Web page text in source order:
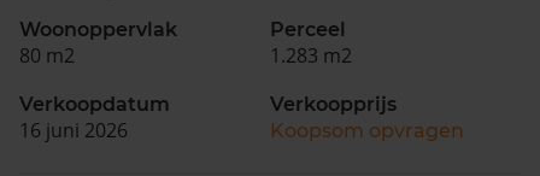
Woonoppervlak
80 m2
Perceel
1.283 m2
Verkoopdatum
16 juni 2026
Verkoopprijs
Koopsom opvragen